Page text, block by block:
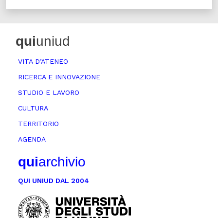
quiuniud
VITA D’ATENEO
RICERCA E INNOVAZIONE
STUDIO E LAVORO
CULTURA
TERRITORIO
AGENDA
quiarchivio
QUI UNIUD DAL 2004